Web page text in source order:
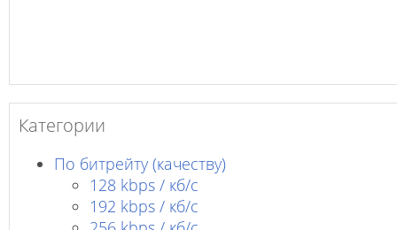
Категории
По битрейту (качеству)
128 kbps / кб/c
192 kbps / кб/c